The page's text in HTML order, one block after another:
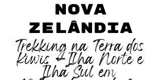
Nova
Zelândia
Trekking na Terra dos
Kiwis — Ilha Norte e
Ilha Sul em